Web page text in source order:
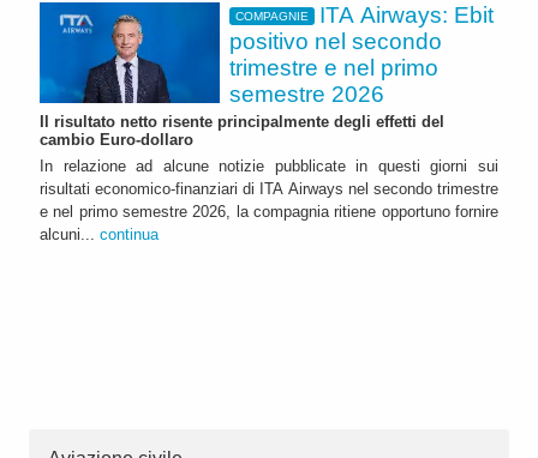
COMPAGNIE
ITA Airways: Ebit
positivo nel secondo
trimestre e nel primo
semestre 2026
Il risultato netto risente principalmente degli effetti del
cambio Euro-dollaro
In relazione ad alcune notizie pubblicate in questi giorni sui
risultati economico-finanziari di ITA Airways nel secondo trimestre
e nel primo semestre 2026, la compagnia ritiene opportuno fornire
alcuni... continua